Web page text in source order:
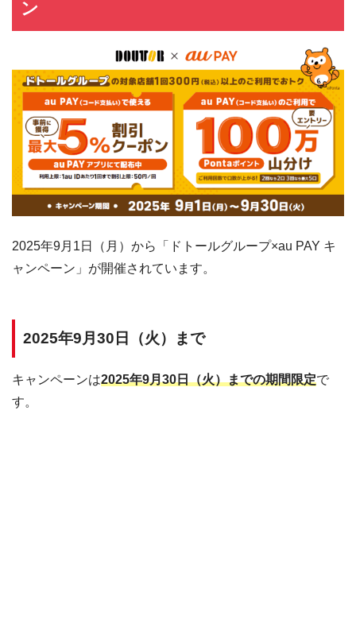
ン
2025年9月1日（月）から「ドトールグループ×au PAY キ
ャンペーン」が開催されています。
2025年9月30日（火）まで
キャンペーンは2025年9月30日（火）までの期間限定で
す。